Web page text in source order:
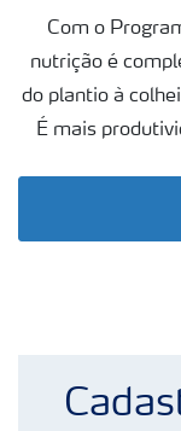
de
produtos
Soluções
Com o
nutrição é
do plantio à
É mais